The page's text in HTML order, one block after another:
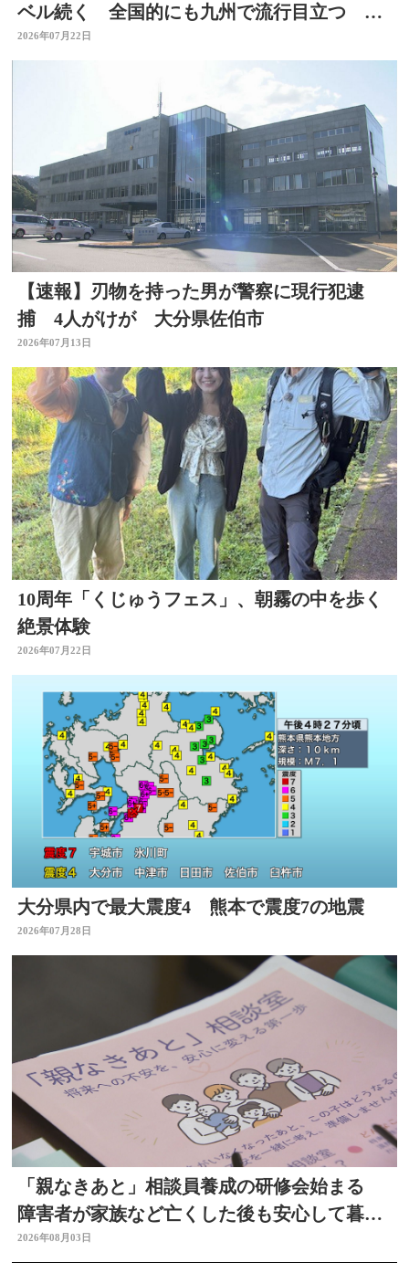
ベル続く 全国的にも九州で流行目立つ 大
分
2026年07月22日
【速報】刃物を持った男が警察に現行犯逮
捕 4人がけが 大分県佐伯市
2026年07月13日
10周年「くじゅうフェス」、朝霧の中を歩く
絶景体験
2026年07月22日
大分県内で最大震度4 熊本で震度7の地震
2026年07月28日
「親なきあと」相談員養成の研修会始まる
障害者が家族など亡くした後も安心して暮ら
せるように 大分
2026年08月03日